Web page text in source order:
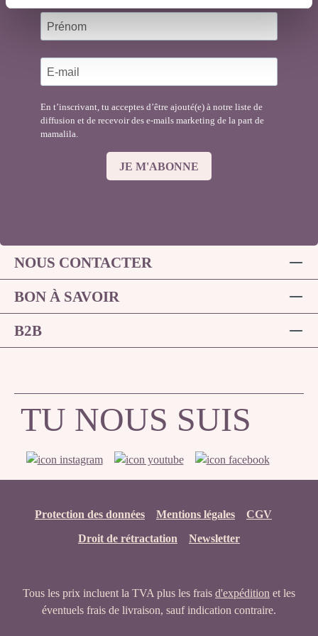
En t’inscrivant, tu acceptes d’être ajouté(e) à notre liste de
diffusion et de recevoir des e-mails marketing de la part de
mamalila.
JE M'ABONNE
NOUS CONTACTER
BON À SAVOIR
B2B
TU NOUS SUIS
Protection des données Mentions légales
CGV
Droit de rétractation
Newsletter
Tous les prix incluent la TVA plus les frais d'expédition et les
éventuels frais de livraison, sauf indication contraire.